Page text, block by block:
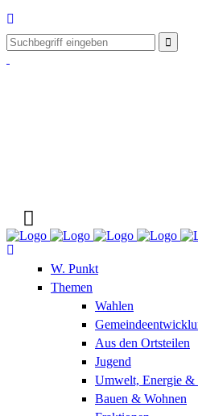
W. Punkt
Themen
Wahlen
Aus den Ortsteilen
Jugend
Umwelt, Energie
Bauen & Wohnen